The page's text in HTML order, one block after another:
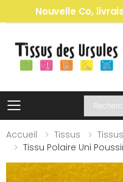
Nouvelle Co,
Toggle
Accueil
Tissus
Tissu Polaire Uni